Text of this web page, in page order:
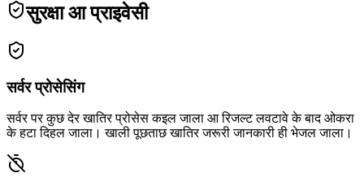
सुरक्षा आ प्राइवेसी
सर्वर प्रोसेसिंग
सर्वर पर कुछ देर खातिर प्रोसेस कइल जाला आ रिजल्ट लवटावे के बाद ओकरा
के हटा दिहल जाला। खाली पूछताछ खातिर जरूरी जानकारी ही भेजल जाला।